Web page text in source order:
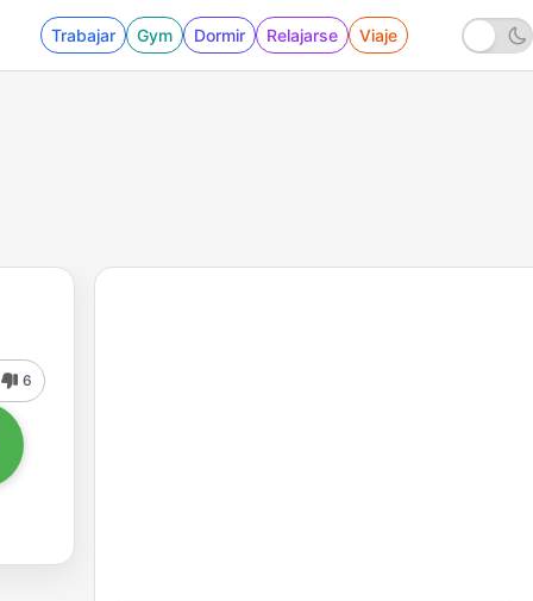
Trabajar Gym Dormir Relajarse Viaje
6